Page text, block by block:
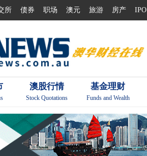
所 债券 职场 澳元 旅游 房产 IPO
澳股行情
Stock Quotations
基金理财
Funds and Wealth